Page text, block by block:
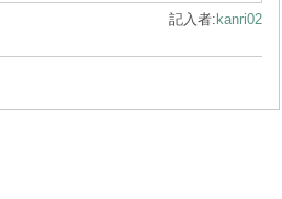
記入者: kanri02